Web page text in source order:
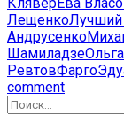
ЛещенкоЛучший
Андрусенко
Шамиладзе
РевтовФарго
comment
Найти: